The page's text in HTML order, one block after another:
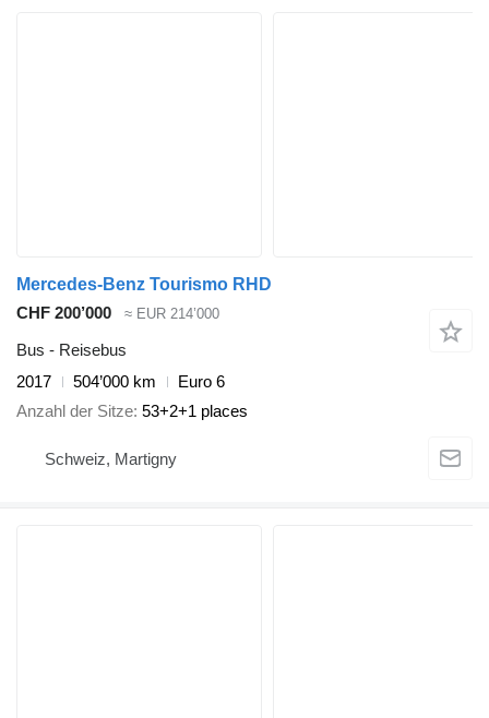
Mercedes-Benz Tourismo RHD
CHF 200’000
≈ EUR 214’000
Bus - Reisebus
2017
504’000 km
Euro 6
Anzahl der Sitze 53+2+1 places
Schweiz, Martigny